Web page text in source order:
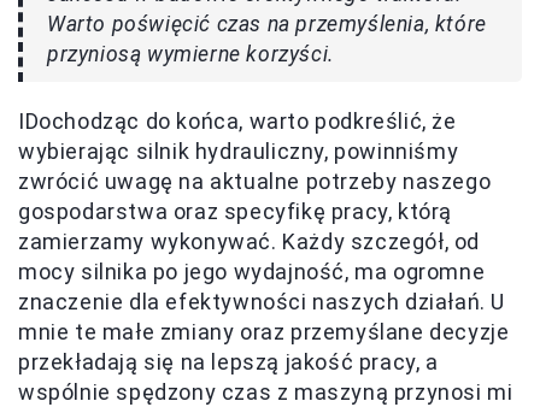
Warto poświęcić czas na przemyślenia, które
przyniosą wymierne korzyści.
IDochodząc do końca, warto podkreślić, że
wybierając silnik hydrauliczny, powinniśmy
zwrócić uwagę na aktualne potrzeby naszego
gospodarstwa oraz specyfikę pracy, którą
zamierzamy wykonywać. Każdy szczegół, od
mocy silnika po jego wydajność, ma ogromne
znaczenie dla efektywności naszych działań. U
mnie te małe zmiany oraz przemyślane decyzje
przekładają się na lepszą jakość pracy, a
wspólnie spędzony czas z maszyną przynosi mi